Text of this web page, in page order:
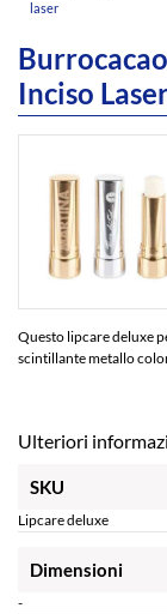
laser
Inciso
Questo lipcare deluxe
scintillante metallo
Ulteriori
SKU
Lipcare deluxe
Dimensioni
-